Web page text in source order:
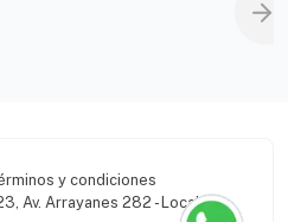
Av. Arrayanes 282 - Local 2,
y condiciones